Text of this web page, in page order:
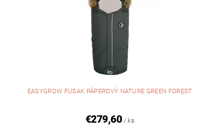
EASYGROW FUSAK PÁPEROVÝ NATURE GREEN FOREST
€279,60 / ks